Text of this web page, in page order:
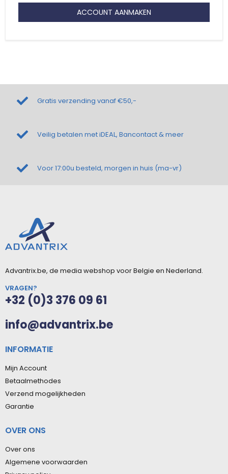
ACCOUNT AANMAKEN
Gratis verzending vanaf €50,-
Veilig betalen met iDEAL, Bancontact & meer
Voor 17:00u besteld, morgen in huis (ma-vr)
Advantrix.be, de media webshop voor Belgie en Nederland.
VRAGEN?
+32 (0)3 376 09 61
info@advantrix.be
INFORMATIE
Mijn Account
Betaalmethodes
Verzend mogelijkheden
Garantie
OVER ONS
Over ons
Algemene voorwaarden